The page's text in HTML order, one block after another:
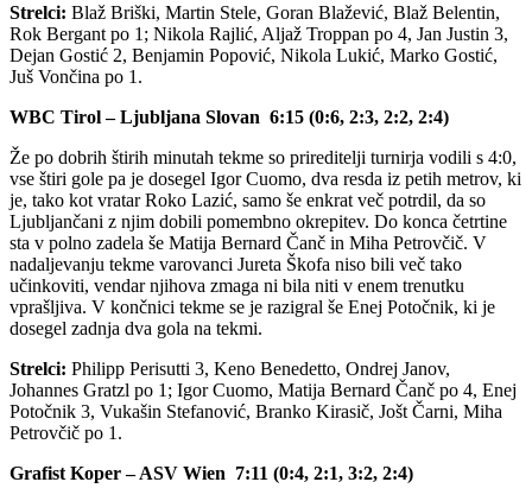
Strelci: Blaž Briški, Martin Stele, Goran Blažević, Blaž Belentin,
Rok Bergant po 1; Nikola Rajlić, Aljaž Troppan po 4, Jan Justin 3,
Dejan Gostić 2, Benjamin Popović, Nikola Lukić, Marko Gostić,
Juš Vončina po 1.
WBC Tirol – Ljubljana Slovan 6:15 (0:6, 2:3, 2:2, 2:4)
Že po dobrih štirih minutah tekme so prireditelji turnirja vodili s 4:0,
vse štiri gole pa je dosegel Igor Cuomo, dva resda iz petih metrov, ki
je, tako kot vratar Roko Lazić, samo še enkrat več potrdil, da so
Ljubljančani z njim dobili pomembno okrepitev. Do konca četrtine
sta v polno zadela še Matija Bernard Čanč in Miha Petrovčič. V
nadaljevanju tekme varovanci Jureta Škofa niso bili več tako
učinkoviti, vendar njihova zmaga ni bila niti v enem trenutku
vprašljiva. V končnici tekme se je razigral še Enej Potočnik, ki je
dosegel zadnja dva gola na tekmi.
Strelci: Philipp Perisutti 3, Keno Benedetto, Ondrej Janov,
Johannes Gratzl po 1; Igor Cuomo, Matija Bernard Čanč po 4, Enej
Potočnik 3, Vukašin Stefanović, Branko Kirasič, Jošt Čarni, Miha
Petrovčič po 1.
Grafist Koper – ASV Wien 7:11 (0:4, 2:1, 3:2, 2:4)